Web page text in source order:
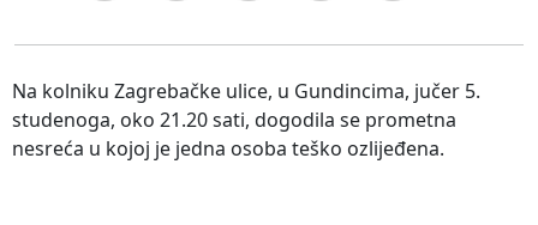
Na kolniku Zagrebačke ulice, u Gundincima, jučer 5.
studenoga, oko 21.20 sati, dogodila se prometna
nesreća u kojoj je jedna osoba teško ozlijeđena.